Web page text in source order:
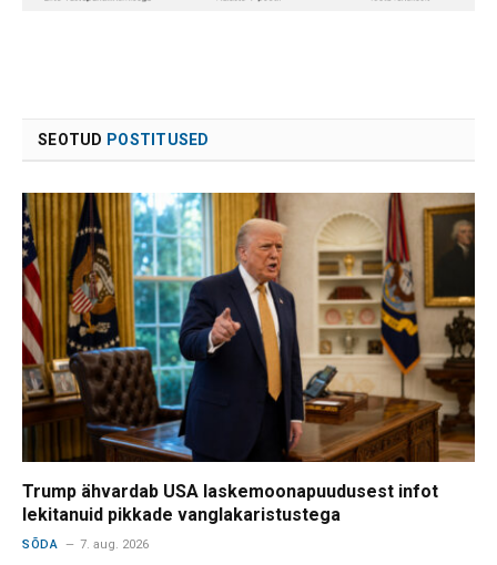
SEOTUD POSTITUSED
Trump ähvardab USA laskemoonapuudusest infot
lekitanuid pikkade vanglakaristustega
SÕDA 7. aug. 2026